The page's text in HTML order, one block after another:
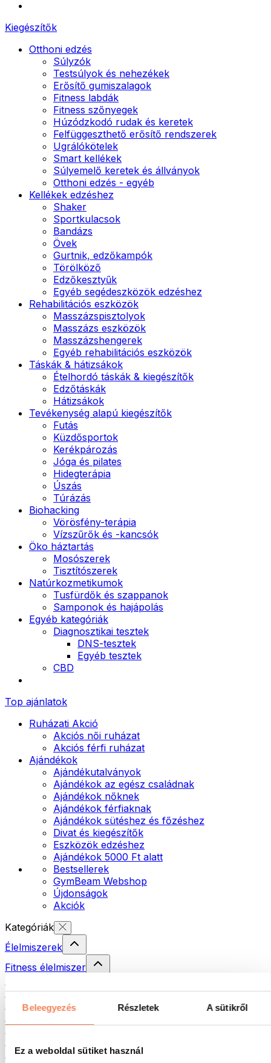
Beleegyezés Részletek A sütikről
Ez a weboldal sütiket használ
Kiegészítők
Otthoni edzés
Súlyzók
Testsúlyok és nehezékek
Erősítő gumiszalagok
Fitness labdák
Fitness szőnyegek
Húzódzkodó rudak és keretek
Felfüggeszthető erősítő rendszerek
Ugrálókötelek
Smart kellékek
Súlyemelő keretek és állványok
Otthoni edzés - egyéb
Kellékek edzéshez
Shaker
Sportkulacsok
Bandázs
Övek
Gurtnik, edzőkampók
Törölköző
Edzőkesztyűk
Egyéb segédeszközök edzéshez
Rehabilitációs eszközök
Masszázspisztolyok
Masszázs eszközök
Masszázshengerek
Egyéb rehabilitációs eszközök
Táskák & hátizsákok
Ételhordó táskák & kiegészítők
Edzőtáskák
Hátizsákok
Tevékenység alapú kiegészítők
Futás
Küzdősportok
Kerékpározás
Jóga és pilates
Hidegterápia
Úszás
Túrázás
Biohacking
Vörösfény-terápia
Vízszűrők és -kancsók
Öko háztartás
Mosószerek
Tisztítószerek
Natúrkozmetikumok
Tusfürdők és szappanok
Samponok és hajápolás
Egyéb kategóriák
Diagnosztikai tesztek
DNS-tesztek
Egyéb tesztek
CBD
Top ajánlatok
Ruházati Akció
Akciós női ruházat
Akciós férfi ruházat
Ajándékok
Ajándékutalványok
Ajándékok az egész családnak
Ajándékok nőknek
Ajándékok férfiaknak
Ajándékok sütéshez és főzéshez
Divat és kiegészítők
Eszközök edzéshez
Ajándékok 5000 Ft alatt
Bestsellerek
GymBeam Webshop
Újdonságok
Akciók
Kategóriák
Élelmiszerek
Fitness élelmiszer
Krémek és paszták
Magvak
Készételek
Kenyér és pékáru